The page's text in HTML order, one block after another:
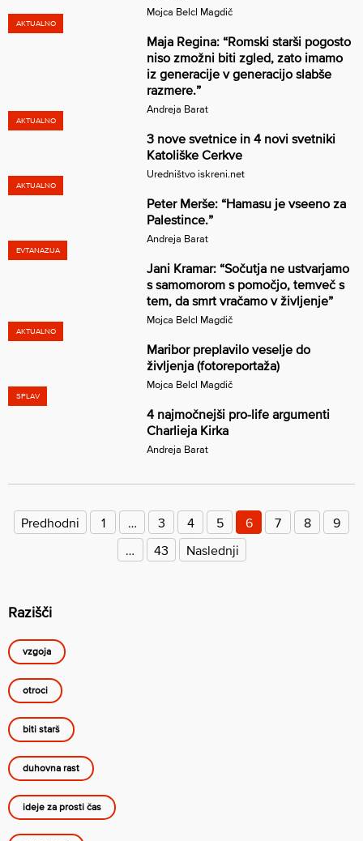
Mojca Belcl Magdič
AKTUALNO
Maja Regina: “Romski starši pogosto
niso zmožni biti zgled, zato imamo
iz generacije v generacijo slabše
razmere.”
Andreja Barat
AKTUALNO
3 nove svetnice in 4 novi svetniki
Katoliške Cerkve
Uredništvo iskreni.net
AKTUALNO
Peter Merše: “Hamasu je vseeno za
Palestince.”
Andreja Barat
EVTANAZIJA
Jani Kramar: “Sočutja ne ustvarjamo
s samomorom s pomočjo, temveč s
tem, da smrt vračamo v življenje”
Mojca Belcl Magdič
AKTUALNO
Maribor preplavilo veselje do
življenja (fotoreportaža)
Mojca Belcl Magdič
SPLAV
4 najmočnejši pro-life argumenti
Charlieja Kirka
Andreja Barat
prispevkov
Predhodni 1 … 3 4 5 6 7 8
9
…
43 Naslednji
Razišči
vzgoja
otroci
biti starš
duhovna rast
ideje za prosti čas